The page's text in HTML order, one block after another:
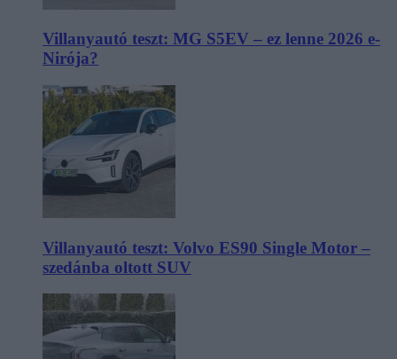
Villanyautó teszt: MG S5EV – ez lenne 2026 e-
Nirója?
Villanyautó teszt: Volvo ES90 Single Motor –
szedánba oltott SUV